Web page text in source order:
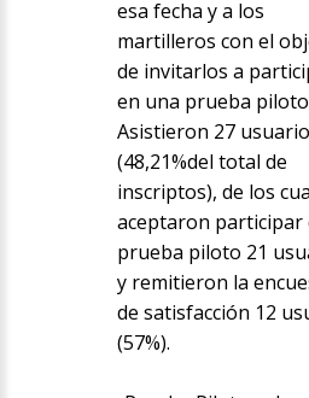
esa fecha y a los
martilleros con el
de invitarlos a
en una prueba
Asistieron 27
(48,21%del total de
inscriptos), de los
aceptaron participar
prueba piloto 21
y remitieron la
de satisfacción 12
(57%).